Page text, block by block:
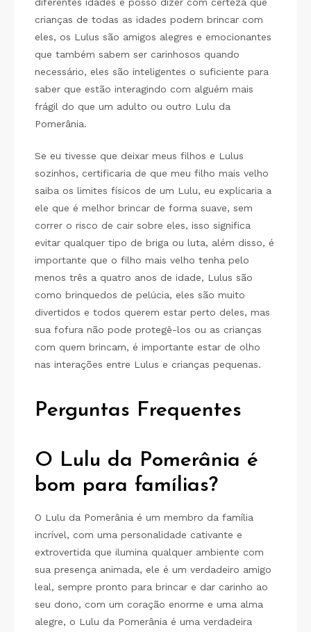
crianças de todas as idades podem brincar com
eles, os Lulus são amigos alegres e emocionantes
que também sabem ser carinhosos quando
necessário, eles são inteligentes o suficiente para
saber que estão interagindo com alguém mais
frágil do que um adulto ou outro Lulu da
Pomerânia.
Se eu tivesse que deixar meus filhos e Lulus
sozinhos, certificaria de que meu filho mais velho
saiba os limites físicos de um Lulu, eu explicaria a
ele que é melhor brincar de forma suave, sem
correr o risco de cair sobre eles, isso significa
evitar qualquer tipo de briga ou luta, além disso, é
importante que o filho mais velho tenha pelo
menos três a quatro anos de idade, Lulus são
como brinquedos de pelúcia, eles são muito
divertidos e todos querem estar perto deles, mas
sua fofura não pode protegê-los ou as crianças
com quem brincam, é importante estar de olho
nas interações entre Lulus e crianças pequenas.
Perguntas Frequentes
O Lulu da Pomerânia é
bom para famílias?
O Lulu da Pomerânia é um membro da família
incrível, com uma personalidade cativante e
extrovertida que ilumina qualquer ambiente com
sua presença animada, ele é um verdadeiro amigo
leal, sempre pronto para brincar e dar carinho ao
seu dono, com um coração enorme e uma alma
alegre, o Lulu da Pomerânia é uma verdadeira